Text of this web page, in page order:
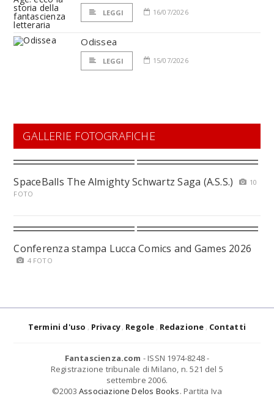
LEGGI 16/07/2026
Odissea
LEGGI 15/07/2026
GALLERIE FOTOGRAFICHE
SpaceBalls The Almighty Schwartz Saga (A.S.S.)
10
FOTO
Conferenza stampa Lucca Comics and Games 2026
4 FOTO
Termini d'uso Privacy Regole Redazione Contatti
Fantascienza.com - ISSN 1974-8248 -
Registrazione tribunale di Milano, n. 521 del 5
settembre 2006.
©2003 Associazione Delos Books. Partita Iva